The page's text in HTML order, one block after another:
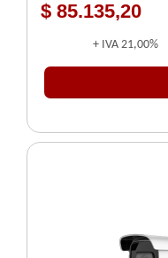
$ 85.135,20
+ IVA 21,00%